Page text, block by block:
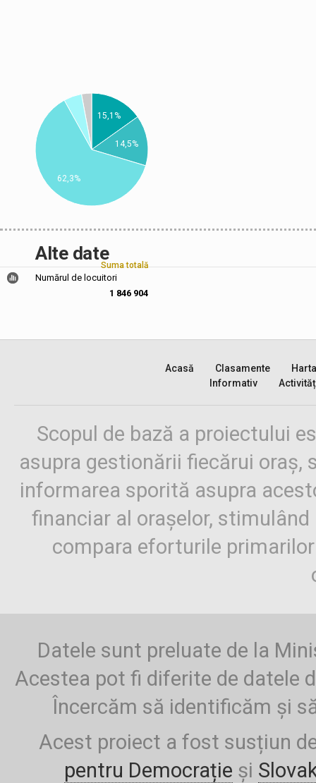
15,1%
14,5%
62,3%
Alte date
Suma totală
Numărul de locuitori
1 846 904
Acasă Clasamente
Harta
Informativ
Scopul de bază a proiectului
asupra gestionării fiecărui oraș,
informarea sporită asupra
financiar al orașelor,
compara eforturile
Datele sunt preluate de la
Acestea pot fi diferite de datele
Încercăm să identificăm și
Acest proiect a fost susțiun
pentru Democrație și